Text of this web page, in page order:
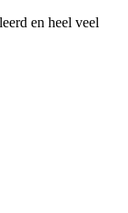
en heel veel